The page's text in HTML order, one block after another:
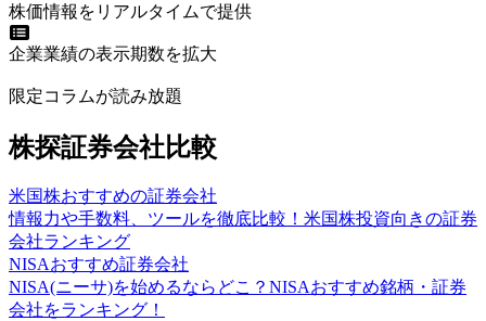
株価情報をリアルタイムで提供
企業業績の表示期数を拡大
限定コラムが読み放題
株探証券会社比較
米国株おすすめの証券会社
情報力や手数料、ツールを徹底比較！米国株投資向きの証券
会社ランキング
NISAおすすめ証券会社
NISA(ニーサ)を始めるならどこ？NISAおすすめ銘柄・証券
会社をランキング！